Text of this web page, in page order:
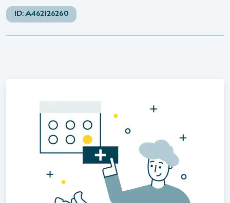
ID:A462126260